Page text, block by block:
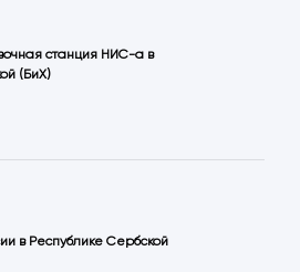
станция НИС-а в
(БиХ)
в Республике Сербской